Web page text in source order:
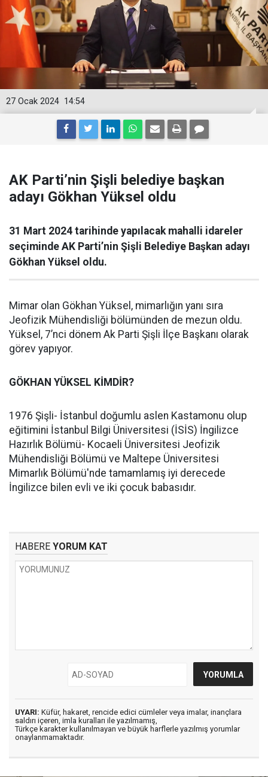
14:54
27 Ocak 2024
AK Parti’nin Şişli belediye başkan
adayı Gökhan Yüksel oldu
31 Mart 2024 tarihinde yapılacak mahalli idareler
seçiminde AK Parti’nin Şişli Belediye Başkan adayı
Gökhan Yüksel oldu.
Mimar olan Gökhan Yüksel, mimarlığın yanı sıra
Jeofizik Mühendisliği bölümünden de mezun oldu.
Yüksel, 7’nci dönem Ak Parti Şişli İlçe Başkanı olarak
görev yapıyor.
GÖKHAN YÜKSEL KİMDİR?
1976 Şişli- İstanbul doğumlu aslen Kastamonu olup
eğitimini İstanbul Bilgi Üniversitesi (İSİS) İngilizce
Hazırlık Bölümü- Kocaeli Üniversitesi Jeofizik
Mühendisliği Bölümü ve Maltepe Üniversitesi
Mimarlık Bölümü'nde tamamlamış iyi derecede
İngilizce bilen evli ve iki çocuk babasıdır.
HABERE YORUM KAT
UYARI: Küfür, hakaret, rencide edici cümleler veya imalar, inançlara
saldırı içeren, imla kuralları ile yazılmamış,
Türkçe karakter kullanılmayan ve büyük harflerle yazılmış yorumlar
onaylanmamaktadır.